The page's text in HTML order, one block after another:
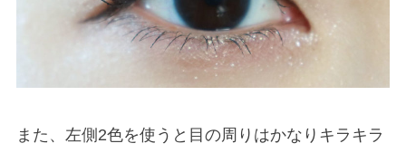
また、左側2色を使うと目の周りはかなりキラキラ